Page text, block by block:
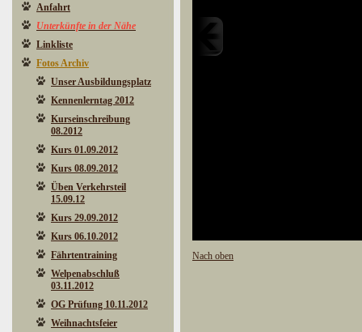
Anfahrt
Unterkünfte in der Nähe
Linkliste
Fotos Archiv
Unser Ausbildungsplatz
Kennenlerntag 2012
Kurseinschreibung
08.2012
Kurs 01.09.2012
Kurs 08.09.2012
Üben Verkehrsteil
15.09.12
Kurs 29.09.2012
Kurs 06.10.2012
Fährtentraining
Welpenabschluß
03.11.2012
OG Prüfung 10.11.2012
Weihnachtsfeier
Nach oben